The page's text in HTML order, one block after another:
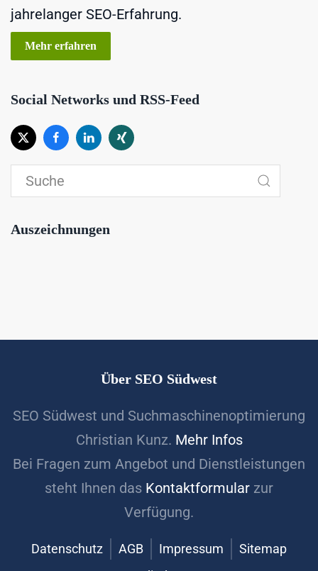
jahrelanger SEO-Erfahrung.
Mehr erfahren
Social Networks und RSS-Feed
Auszeichnungen
Über SEO Südwest
SEO Südwest und Suchmaschinenoptimierung
Christian Kunz. Mehr Infos
Bei Fragen zum Angebot und Dienstleistungen
steht Ihnen das Kontaktformular zur
Verfügung.
Datenschutz AGB Impressum
Sitemap